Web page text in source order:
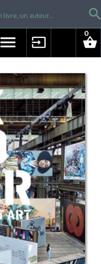
menu input shopping_basket
0